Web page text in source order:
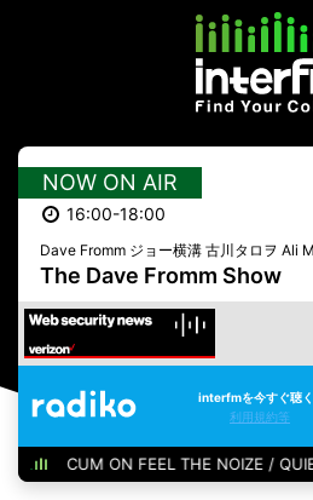
NOW ON AIR
16:00-18:00
Dave Fromm ジョー横溝 古川タロヲ Ali
The Dave Fromm Show
interfmを今すぐ聴
利用規約等
CUM ON FEEL THE NOIZE / QUIET